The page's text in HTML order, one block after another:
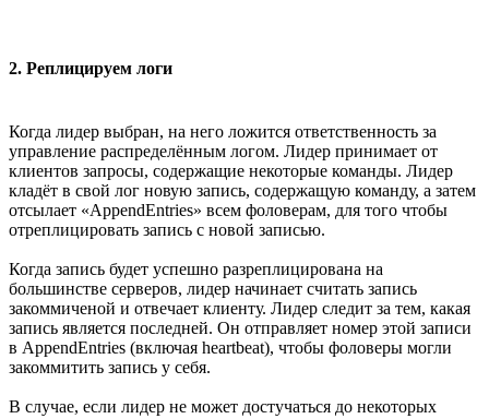
2. Реплицируем логи
Когда лидер выбран, на него ложится ответственность за
управление распределённым логом. Лидер принимает от
клиентов запросы, содержащие некоторые команды. Лидер
кладёт в свой лог новую запись, содержащую команду, а затем
отсылает «AppendEntries» всем фоловерам, для того чтобы
отреплицировать запись с новой записью.
Когда запись будет успешно разреплицирована на
большинстве серверов, лидер начинает считать запись
закоммиченой и отвечает клиенту. Лидер следит за тем, какая
запись является последней. Он отправляет номер этой записи
в AppendEntries (включая heartbeat), чтобы фоловеры могли
закоммитить запись у себя.
В случае, если лидер не может достучаться до некоторых